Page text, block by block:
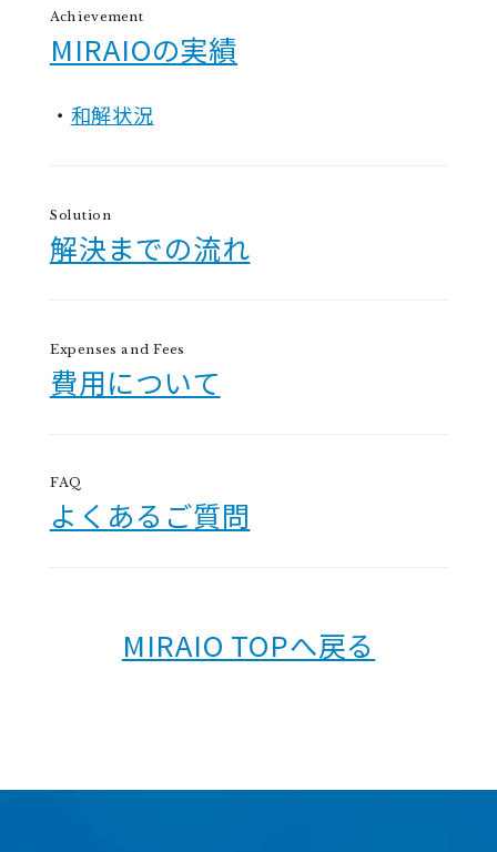
Achievement
MIRAIOの実績
和解状況
Solution
解決までの流れ
Expenses and Fees
費用について
FAQ
よくあるご質問
MIRAIO TOPへ戻る